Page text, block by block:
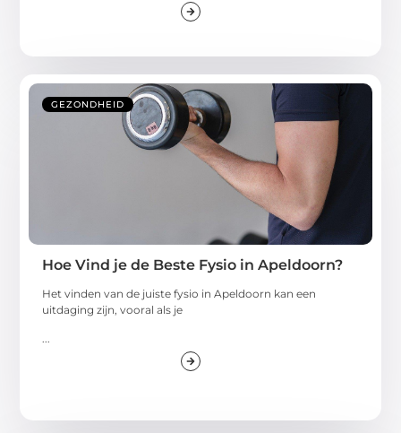
GEZONDHEID
Hoe Vind je de Beste Fysio in Apeldoorn?
Het vinden van de juiste fysio in Apeldoorn kan een
uitdaging zijn, vooral als je
...